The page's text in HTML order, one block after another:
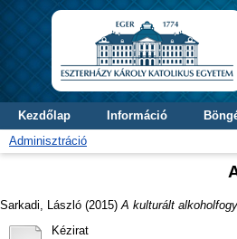
Kezdőlap Információ
Adminisztráció
Sarkadi, László (2015) A kulturált
Kézirat